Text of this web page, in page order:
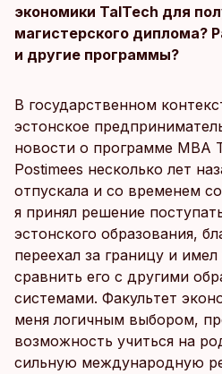
экономики TalTech для
магистерского диплома?
и другие программы?
В государственном
эстонское
новости о программе MBA
Postimees несколько лет
отпускала и со временем
я принял решение
эстонского образования,
переехал за границу и
сравнить его с другими
системами. Факультет
меня логичным выбором,
возможность учиться на
сильную международную